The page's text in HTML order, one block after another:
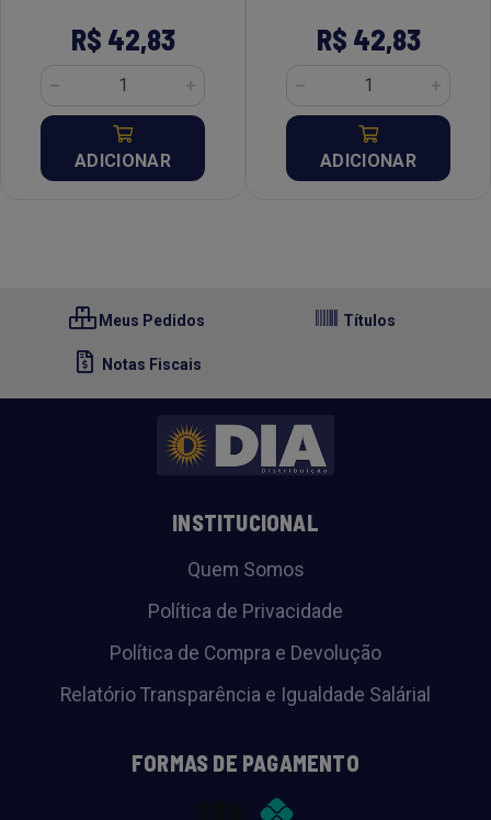
R$ 42,83
ADICIONAR
R$ 42,83
ADICIONAR
Meus Pedidos Títulos
Notas Fiscais
INSTITUCIONAL
Quem Somos
Política de Privacidade
Política de Compra e Devolução
Relatório Transparência e Igualdade Salárial
FORMAS DE PAGAMENTO